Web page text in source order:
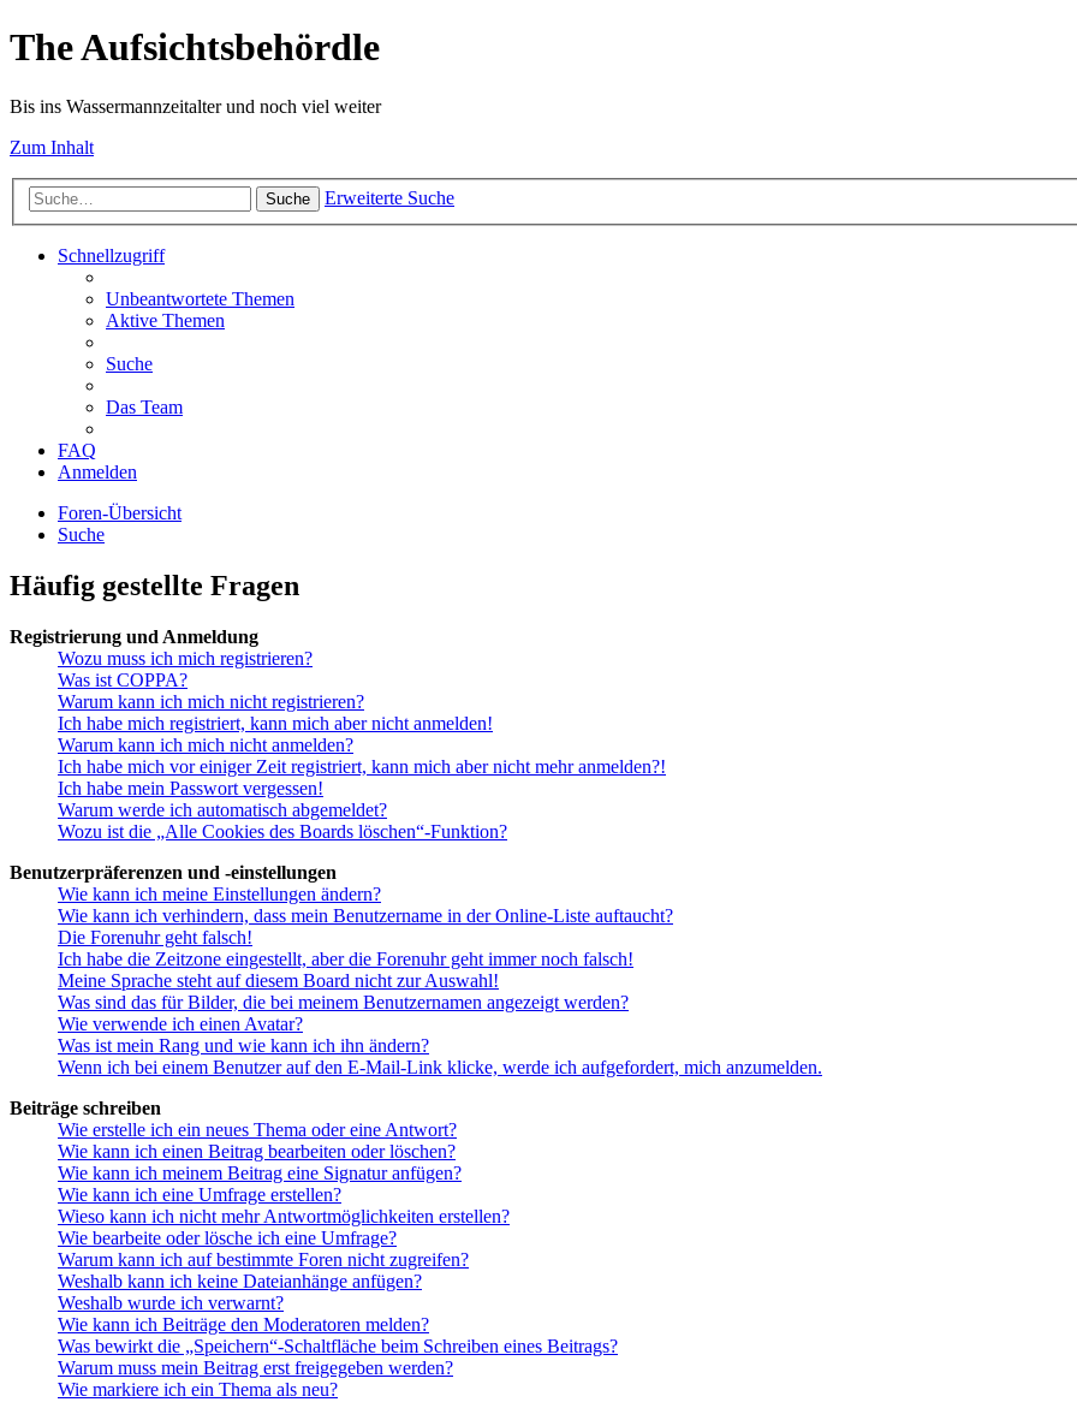
The Aufsichtsbehördle
Bis ins Wassermannzeitalter und noch viel weiter
Zum Inhalt
Suche Erweiterte Suche
Schnellzugriff
Unbeantwortete Themen
Aktive Themen
Suche
Das Team
FAQ
Anmelden
Foren-Übersicht
Suche
Häufig gestellte Fragen
Registrierung und Anmeldung
Wozu muss ich mich registrieren?
Was ist COPPA?
Warum kann ich mich nicht registrieren?
Ich habe mich registriert, kann mich aber nicht anmelden!
Warum kann ich mich nicht anmelden?
Ich habe mich vor einiger Zeit registriert, kann mich aber nicht mehr anmelden?!
Ich habe mein Passwort vergessen!
Warum werde ich automatisch abgemeldet?
Wozu ist die „Alle Cookies des Boards löschen“-Funktion?
Benutzerpräferenzen und -einstellungen
Wie kann ich meine Einstellungen ändern?
Wie kann ich verhindern, dass mein Benutzername in der Online-Liste auftaucht?
Die Forenuhr geht falsch!
Ich habe die Zeitzone eingestellt, aber die Forenuhr geht immer noch falsch!
Meine Sprache steht auf diesem Board nicht zur Auswahl!
Was sind das für Bilder, die bei meinem Benutzernamen angezeigt werden?
Wie verwende ich einen Avatar?
Was ist mein Rang und wie kann ich ihn ändern?
Wenn ich bei einem Benutzer auf den E-Mail-Link klicke, werde ich aufgefordert, mich anzumelden.
Beiträge schreiben
Wie erstelle ich ein neues Thema oder eine Antwort?
Wie kann ich einen Beitrag bearbeiten oder löschen?
Wie kann ich meinem Beitrag eine Signatur anfügen?
Wie kann ich eine Umfrage erstellen?
Wieso kann ich nicht mehr Antwortmöglichkeiten erstellen?
Wie bearbeite oder lösche ich eine Umfrage?
Warum kann ich auf bestimmte Foren nicht zugreifen?
Weshalb kann ich keine Dateianhänge anfügen?
Weshalb wurde ich verwarnt?
Wie kann ich Beiträge den Moderatoren melden?
Was bewirkt die „Speichern“-Schaltfläche beim Schreiben eines Beitrags?
Warum muss mein Beitrag erst freigegeben werden?
Wie markiere ich ein Thema als neu?